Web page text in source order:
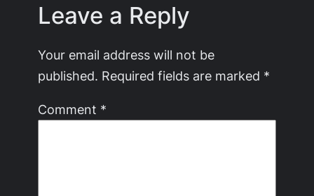
Leave a Reply
Your email address will not be
published. Required fields are marked *
Comment *